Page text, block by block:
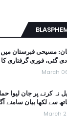
مسیحی قبرستان
گئی، فوری گرفتاری کا
March
نہ کرنے پر جان لیوا
سے لکھا بیان سامنے
March